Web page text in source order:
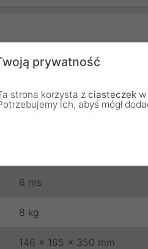
600 W
1000 VA
6 ms
8 kg
146 x 165 x 350 mm
prywatność
strona korzysta z ciasteczek w
ich, abyś mógł